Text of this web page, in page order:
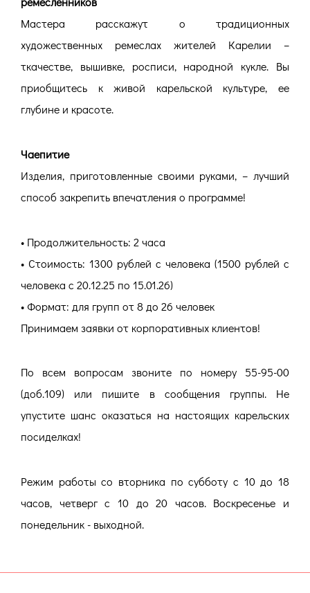
Мастера расскажут о традиционных
художественных ремеслах жителей Карелии –
ткачестве, вышивке, росписи, народной кукле. Вы
приобщитесь к живой карельской культуре, ее
глубине и красоте.
Чаепитие
Изделия, приготовленные своими руками, – лучший
способ закрепить впечатления о программе!
• Продолжительность: 2 часа
• Стоимость: 1300 рублей с человека (1500 рублей с
человека с 20.12.25 по 15.01.26)
• Формат: для групп от 8 до 26 человек
Принимаем заявки от корпоративных клиентов!
По всем вопросам звоните по номеру 55-95-00
(доб.109) или пишите в сообщения группы. Не
упустите шанс оказаться на настоящих карельских
посиделках!
Режим работы со вторника по субботу с 10 до 18
часов, четверг с 10 до 20 часов. Воскресенье и
понедельник - выходной.